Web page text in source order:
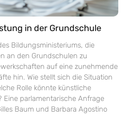
in der Grundschule
Bildungsministeriums, die
an den Grundschulen zu
auf eine zunehmende
hin. Wie stellt sich die Situation
Rolle könnte künstliche
Eine parlamentarische Anfrage
Baum und Barbara Agostino